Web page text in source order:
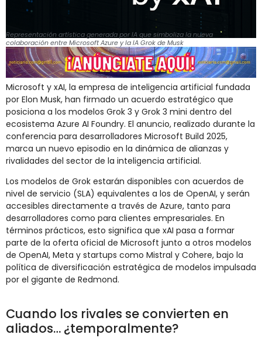
Representación artística generada por IA que simboliza la nueva
colaboración entre Microsoft Azure y la IA Grok de Musk
Microsoft y xAI, la empresa de inteligencia artificial fundada
por Elon Musk, han firmado un acuerdo estratégico que
posiciona a los modelos Grok 3 y Grok 3 mini dentro del
ecosistema Azure AI Foundry. El anuncio, realizado durante la
conferencia para desarrolladores Microsoft Build 2025,
marca un nuevo episodio en la dinámica de alianzas y
rivalidades del sector de la inteligencia artificial.
Los modelos de Grok estarán disponibles con acuerdos de
nivel de servicio (SLA) equivalentes a los de OpenAI, y serán
accesibles directamente a través de Azure, tanto para
desarrolladores como para clientes empresariales. En
términos prácticos, esto significa que xAI pasa a formar
parte de la oferta oficial de Microsoft junto a otros modelos
de OpenAI, Meta y startups como Mistral y Cohere, bajo la
política de diversificación estratégica de modelos impulsada
por el gigante de Redmond.
Cuando los rivales se convierten en
aliados… ¿temporalmente?